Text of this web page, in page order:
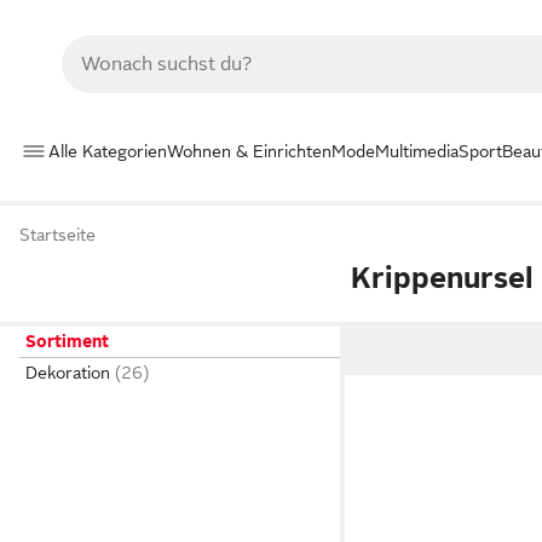
Alle KategorienWohnen & EinrichtenModeMultimediaSport
Startseite
Krippenursel
Sortiment
Dekoration